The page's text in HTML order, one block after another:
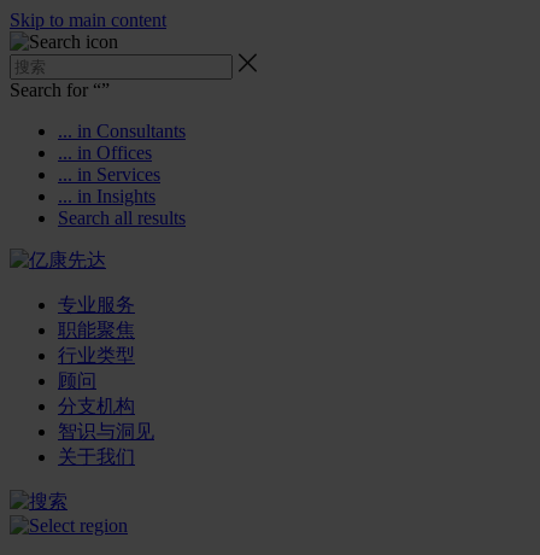
Skip to main content
Search for “”
... in Consultants
... in Offices
... in Services
... in Insights
Search all results
专业服务
职能聚焦
行业类型
顾问
分支机构
智识与洞见
关于我们